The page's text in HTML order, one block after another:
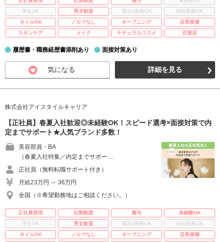
学生OK
男女歓迎 週3日勤務OK
時短勤務OK
ネイルOK
ノルマなし オープニング
店長候補
スキンケア
メイク ナチュラルコスメ 百貨店
履歴書・職務経歴書添削あり 面接対策あり
気になる 詳細を見る
株式会社アイスタイルキャリア
【正社員】春夏入社歓迎◎未経験OK！スピード選考×面接対策で内
定までサポート★人気ブランド多数！
美容部員・BA
（春夏入社特集／内定までサポー …
正社員（無料転職サポート付き）
月給23万円 ～ 36万円
全国（※希望勤務地はご相談ください。）
正社員登用 社割制度 賞与
未経験OK
学生OK
男女歓迎 週3日勤務OK
時短勤務OK
ネイルOK
ノルマなし オープニング
店長候補